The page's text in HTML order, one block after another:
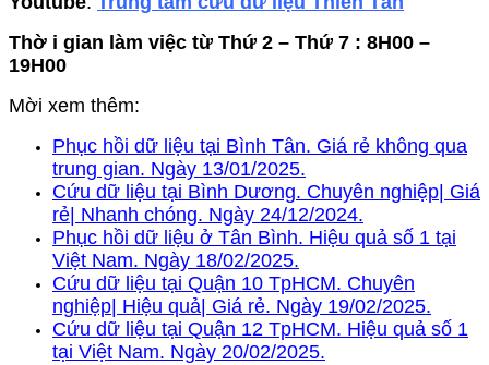
Thờ i gian làm việc từ Thứ 2 – Thứ 7 : 8H00 –
19H00
Mời xem thêm:
Phục hồi dữ liệu tại Bình Tân. Giá rẻ không qua
trung gian. Ngày 13/01/2025.
Cứu dữ liệu tại Bình Dương. Chuyên nghiệp| Giá
rẻ| Nhanh chóng. Ngày 24/12/2024.
Phục hồi dữ liệu ở Tân Bình. Hiệu quả số 1 tại
Việt Nam. Ngày 18/02/2025.
Cứu dữ liệu tại Quận 10 TpHCM. Chuyên
nghiệp| Hiệu quả| Giá rẻ. Ngày 19/02/2025.
Cứu dữ liệu tại Quận 12 TpHCM. Hiệu quả số 1
tại Việt Nam. Ngày 20/02/2025.